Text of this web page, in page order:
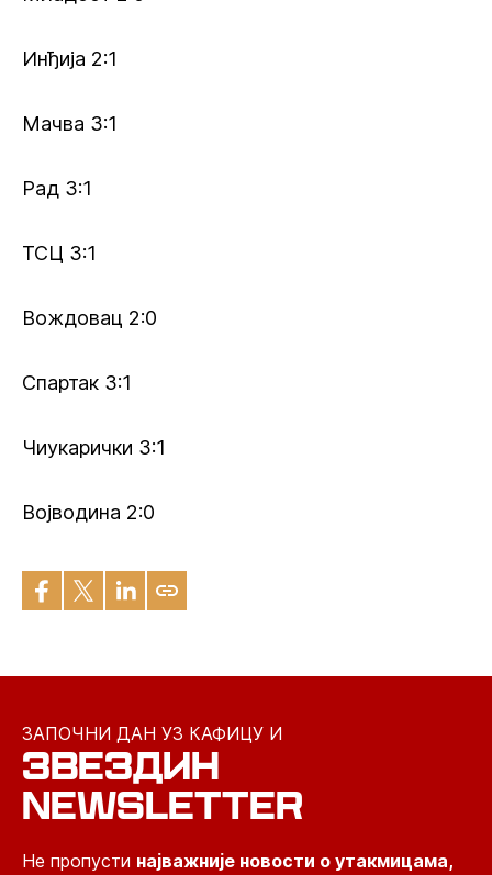
Инђија 2:1
Мачва 3:1
Рад 3:1
ТСЦ 3:1
Вождовац 2:0
Спартак 3:1
Чиукарички 3:1
Војводина 2:0
ЗАПОЧНИ ДАН УЗ КАФИЦУ И
ЗВЕЗДИН
NEWSLETTER
Не пропусти најважније новости о утакмицама,